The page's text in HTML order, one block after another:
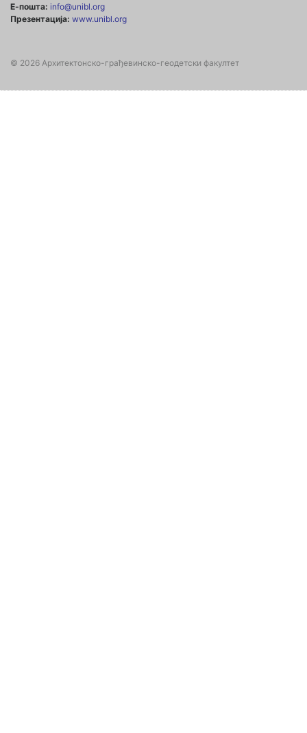
Е-пошта: info@unibl.org
Презентација: www.unibl.org
© 2026 Архитектонско-грађевинско-геодетски факултет